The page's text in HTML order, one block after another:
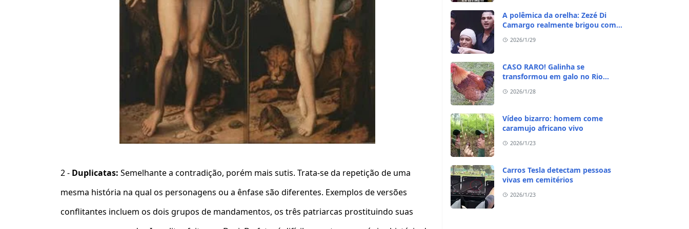
2 - Duplicatas: Semelhante a contradição, porém mais sutis. Trata-se da repetição de uma
mesma história na qual os personagens ou a ênfase são diferentes. Exemplos de versões
conflitantes incluem os dois grupos de mandamentos, os três patriarcas prostituindo suas
A polêmica da orelha: Zezé Di
Camargo realmente brigou com
irmão?
2026/1/29
CASO RARO! Galinha se
transformou em galo no Rio
2026/1/28
Vídeo bizarro: homem come
caramujo africano vivo
2026/1/23
Carros Tesla detectam pessoas
vivas em cemitérios
2026/1/23